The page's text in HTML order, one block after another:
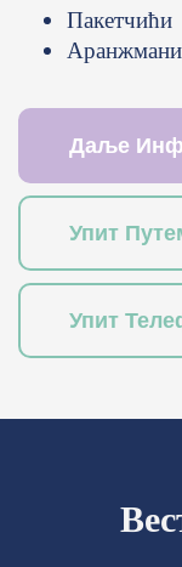
Пакетчићи
Аранжмани
Даље
Упит
Упит